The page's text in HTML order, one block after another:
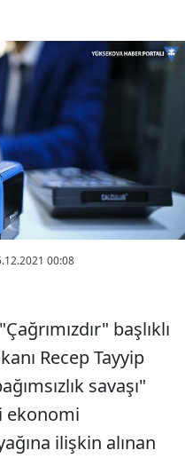
00:08
başlıklı
Recep Tayyip
savaşı"
ekonomi
ilişkin alınan